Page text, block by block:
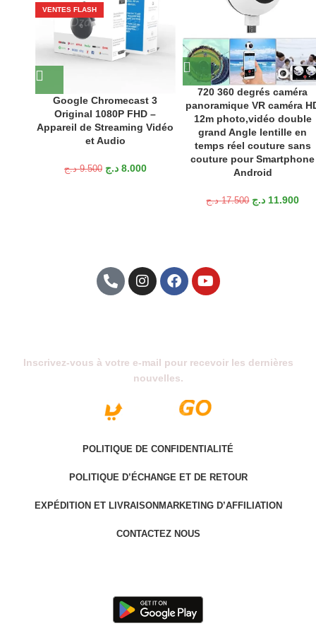
VENTES FLASH
Google Chromecast 3
Original 1080P FHD –
Appareil de Streaming Vidéo
et Audio
9.500 د.ج 8.000 د.ج
720 360 degrés caméra
panoramique VR caméra
12m photo,vidéo double
grand Angle lentille en
temps réel couture sans
couture pour Smartphone
Android
17.500 د.ج 11.900 د.ج
Inscrivez-vous à votre e-mail pour recevoir les dernières
nouvelles.
POLITIQUE DE CONFIDENTIALITÉ
POLITIQUE D’ÉCHANGE ET DE RETOUR
EXPÉDITION ET LIVRAISONMARKETING D’AFFILIATION
CONTACTEZ NOUS